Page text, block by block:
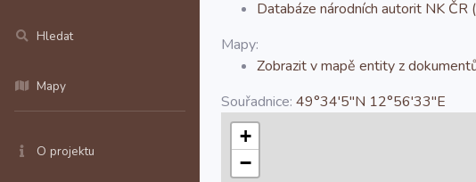
Hledat
Mapy
O projektu
Databáze národních autorit NK
Mapy:
Zobrazit v mapě entity z
Souřadnice: 49°34'5''N 12°56'33''E
+
−